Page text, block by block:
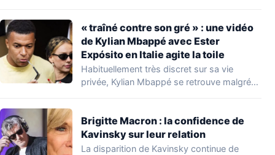
« traîné contre son gré » : une vidéo
de Kylian Mbappé avec Ester
Expósito en Italie agite la toile
Habituellement très discret sur sa vie
privée, Kylian Mbappé se retrouve malgré
Brigitte Macron : la confidence de
Kavinsky sur leur relation
La disparition de Kavinsky continue de